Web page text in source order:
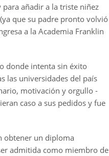
para añadir a la triste niñez
que su padre pronto volvió
a la Academia Franklin
donde intenta sin éxito
las universidades del país
motivación y orgullo -
caso a sus pedidos y fue
obtener un diploma
admitida como miembro de